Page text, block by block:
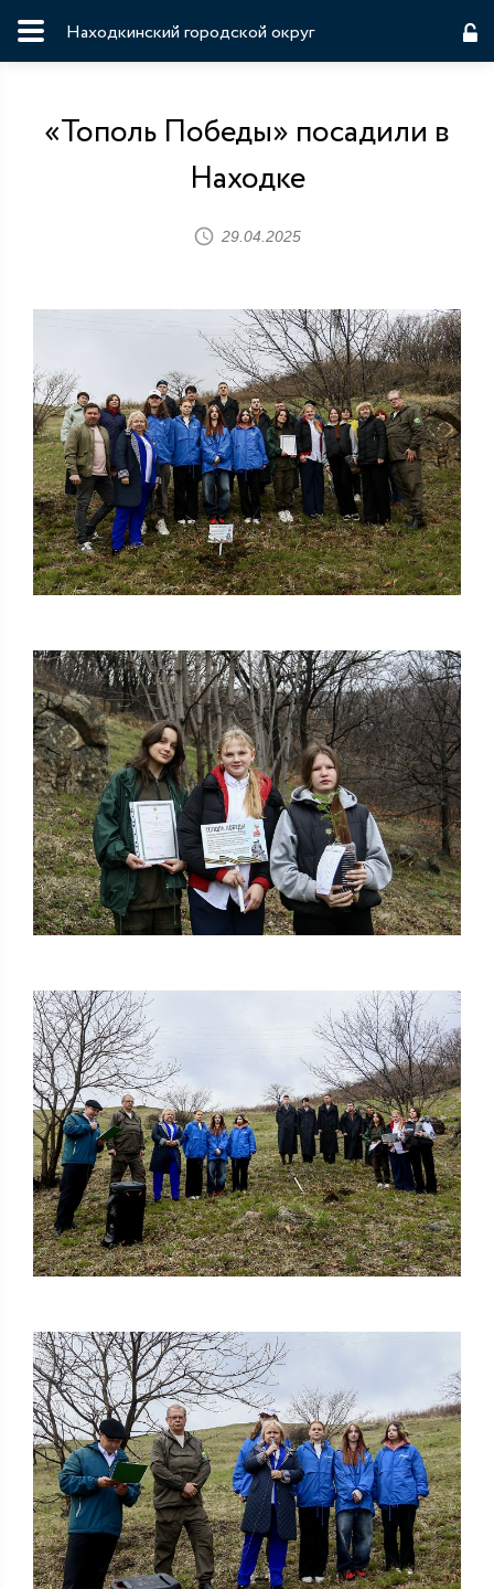
Находкинский городской округ
«Тополь Победы» посадили в
Находке
29.04.2025